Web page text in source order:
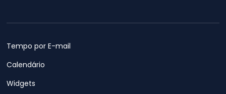
Tempo por E-mail
Calendário
Widgets